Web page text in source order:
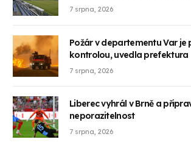
7 srpna, 2026
Požár v departementu Var je
kontrolou, uvedla prefektura
7 srpna, 2026
Liberec vyhrál v Brně a
neporazitelnost
7 srpna, 2026